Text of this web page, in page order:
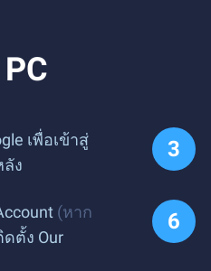
เพื่อเข้าสู่
ง
(หาก
ดตั้ง Our